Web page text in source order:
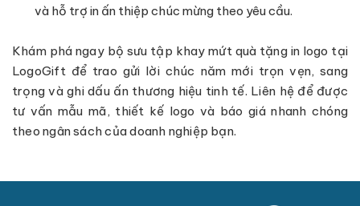
và hỗ trợ in ấn thiệp chúc mừng theo yêu cầu.
Khám phá ngay bộ sưu tập khay mứt quà tặng in logo tại
LogoGift để trao gửi lời chúc năm mới trọn vẹn, sang
trọng và ghi dấu ấn thương hiệu tinh tế. Liên hệ để được
tư vấn mẫu mã, thiết kế logo và báo giá nhanh chóng
theo ngân sách của doanh nghiệp bạn.